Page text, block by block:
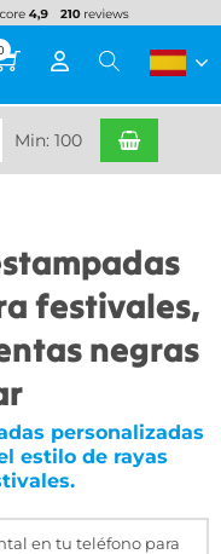
Min: 100
festivales,
negras
personalizadas
estilo de rayas
en tu teléfono para